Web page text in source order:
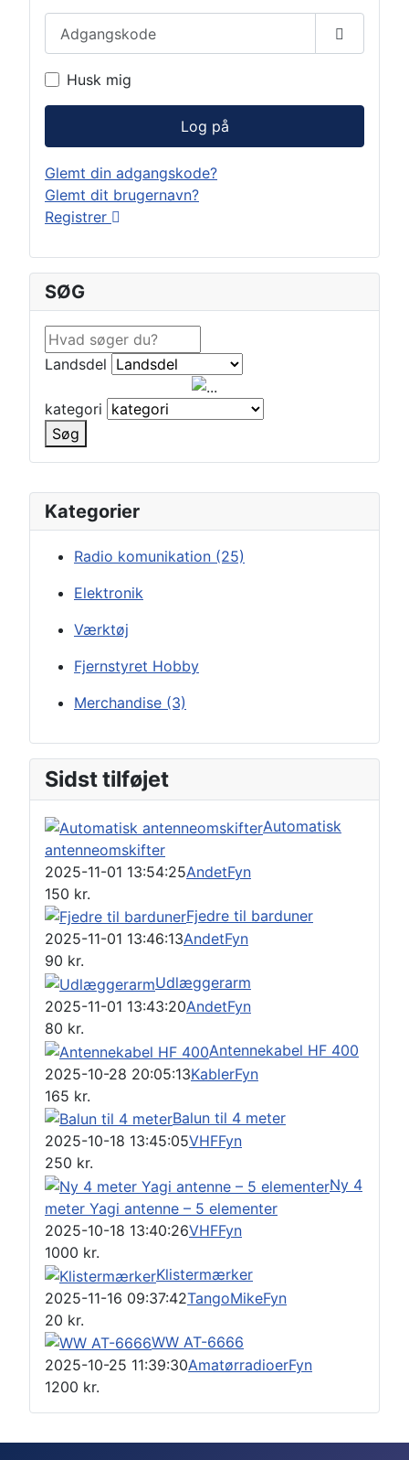
Kategorier
Radio komunikation (25)
Elektronik
Værktøj
Fjernstyret Hobby
Merchandise (3)
Sidst tilføjet
Automatisk
antenneomskifter
2025-11-01 13:54:25AndetFyn
150 kr.
Fjedre til barduner
2025-11-01 13:46:13AndetFyn
90 kr.
Udlæggerarm
2025-11-01 13:43:20AndetFyn
80 kr.
Antennekabel HF 400
2025-10-28 20:05:13KablerFyn
165 kr.
Balun til 4 meter
2025-10-18 13:45:05VHFFyn
250 kr.
Ny 4
meter Yagi antenne – 5 elementer
2025-10-18 13:40:26VHFFyn
1000 kr.
Klistermærker
2025-11-16 09:37:42TangoMikeFyn
20 kr.
WW AT-6666
2025-10-25 11:39:30AmatørradioerFyn
1200 kr.
Vis
Husk mig
Log på
Glemt din adgangskode?
Glemt dit brugernavn?
Registrer
SØG
Landsdel
kategori
Søg